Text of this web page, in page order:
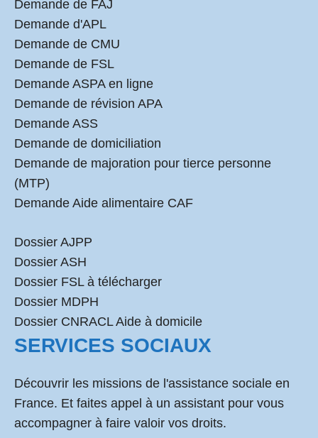
Demande de FAJ
Demande d'APL
Demande de CMU
Demande de FSL
Demande ASPA en ligne
Demande de révision APA
Demande ASS
Demande de domiciliation
Demande de majoration pour tierce personne
(MTP)
Demande Aide alimentaire CAF
Dossier AJPP
Dossier ASH
Dossier FSL à télécharger
Dossier MDPH
Dossier CNRACL Aide à domicile
SERVICES SOCIAUX
Découvrir les missions de l'assistance sociale en
France. Et faites appel à un assistant pour vous
accompagner à faire valoir vos droits.